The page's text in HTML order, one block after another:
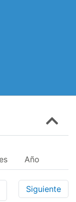
Año
Siguiente